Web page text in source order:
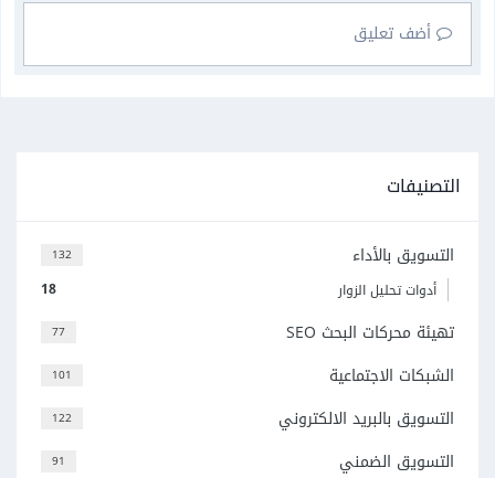
أضف تعليق
التصنيفات
132 التسويق بالأداء
18 أدوات تحليل الزوار
77 تهيئة محركات البحث SEO
101 الشبكات الاجتماعية
122 التسويق بالبريد الالكتروني
91 التسويق الضمني